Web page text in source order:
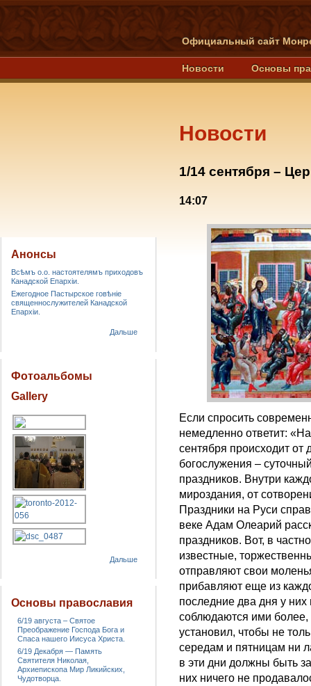
Официальный сайт
Новости Основы
Новости
1/14 сентября –
14:07
Если спросить
немедленно ответит:
сентября происходит от
богослужения –
праздников. Внутри
мироздания, от
Праздники на Руси
веке Адам Олеарий
праздников. Вот, в
известные,
отправляют свои
прибавляют еще из
последние два дня у
соблюдаются ими
установил, чтобы не
середам и пятницам ни
в эти дни должны быть
них ничего не
Анонсы
Всѣмъ о.о. настоятелямъ приходовъ
Канадской Епархiи.
Ежегодное Пастырское говѣніе
священнослужителей Канадской
Епархіи.
Дальше
Фотоальбомы
Gallery
Дальше
Основы православия
6/19 августа – Святое
Преображение Господа Бога и
Спаса нашего Иисуса Христа.
6/19 Декабря — Память
Святителя Николая,
Архиепископа Мир Ликийских,
Чудотворца.